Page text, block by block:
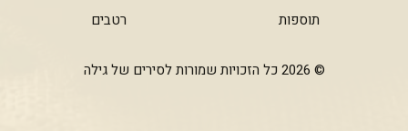
תוספות
רטבים
© 2026 כל הזכויות שמורות לסירים של גילה